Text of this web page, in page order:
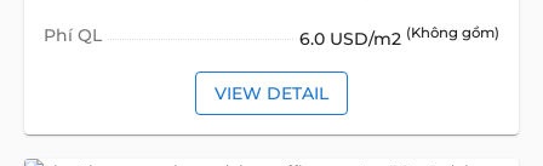
Phí QL 6.0 USD/m2 (Không gồm)
VIEW DETAIL